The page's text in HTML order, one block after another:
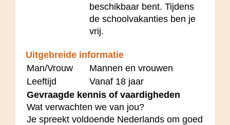
beschikbaar bent. Tijdens
de schoolvakanties ben je
vrij.
Uitgebreide informatie
Man/Vrouw
Mannen en vrouwen
Leeftijd
Vanaf 18 jaar
Gevraagde kennis of vaardigheden
Wat verwachten we van jou?
Je spreekt voldoende Nederlands om goed